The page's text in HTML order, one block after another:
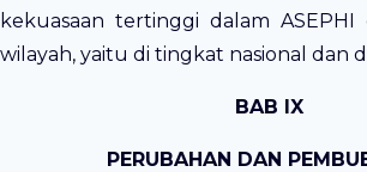
kekuasaan tertinggi dalam ASEPHI
wilayah, yaitu di tingkat nasional dan
BAB IX
PERUBAHAN DAN